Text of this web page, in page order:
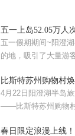
五一上岛52.05万人
57.08%！
五一假期期间~阳澄
的地，吸引了大量游
比斯特苏州购物村
120家
4月22日阳澄湖半岛
——比斯特苏州购物
春日限定浪漫上线